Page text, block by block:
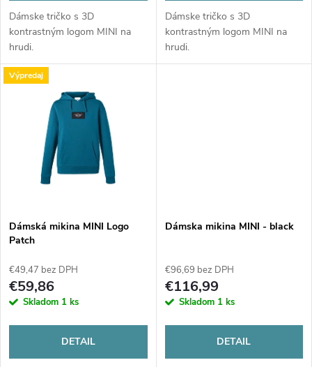
d
u
k
u
k
Dámske tričko s 3D
kontrastným logom MINI na
hrudi.
Dámske tričko s 3D
kontrastným logom MINI na
hrudi.
Výpredaj
Dámská mikina MINI Logo
Patch
€49,47 bez DPH
€59,86
Skladom 1 ks
DETAIL
Dámska mikina MINI - black
€96,69 bez DPH
€116,99
Skladom 1 ks
DETAIL